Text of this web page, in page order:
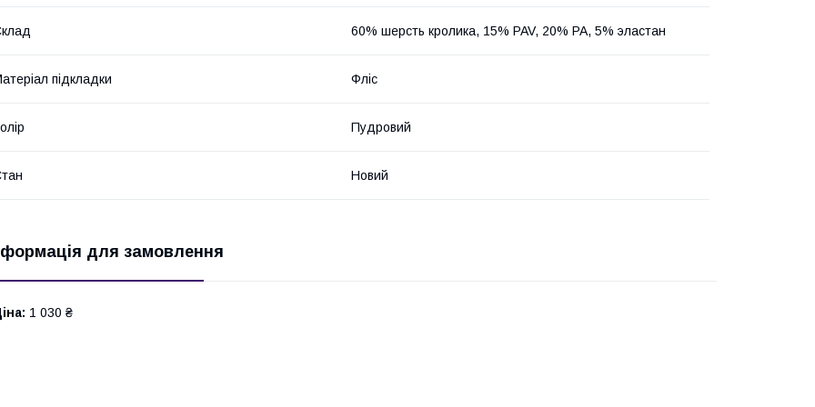
60% шерсть кролика, 15% PAV, 20% PA, 5% эластан
підкладки Фліс
Пудровий
Новий
для замовлення
1 030 ₴